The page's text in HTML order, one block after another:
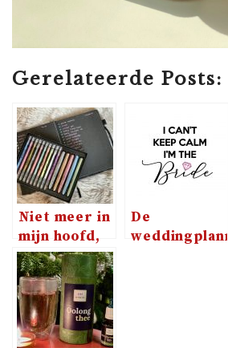
Gerelateerde Posts:
Niet meer in
mijn hoofd,
maar in mijn
Black
Journal
De